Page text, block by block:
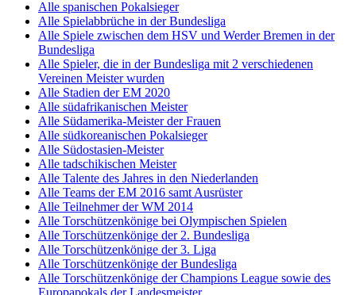
Alle spanischen Pokalsieger
Alle Spielabbrüche in der Bundesliga
Alle Spiele zwischen dem HSV und Werder Bremen in der
Bundesliga
Alle Spieler, die in der Bundesliga mit 2 verschiedenen
Vereinen Meister wurden
Alle Stadien der EM 2020
Alle südafrikanischen Meister
Alle Südamerika-Meister der Frauen
Alle südkoreanischen Pokalsieger
Alle Südostasien-Meister
Alle tadschikischen Meister
Alle Talente des Jahres in den Niederlanden
Alle Teams der EM 2016 samt Ausrüster
Alle Teilnehmer der WM 2014
Alle Torschützenkönige bei Olympischen Spielen
Alle Torschützenkönige der 2. Bundesliga
Alle Torschützenkönige der 3. Liga
Alle Torschützenkönige der Bundesliga
Alle Torschützenkönige der Champions League sowie des
Europapokals der Landesmeister